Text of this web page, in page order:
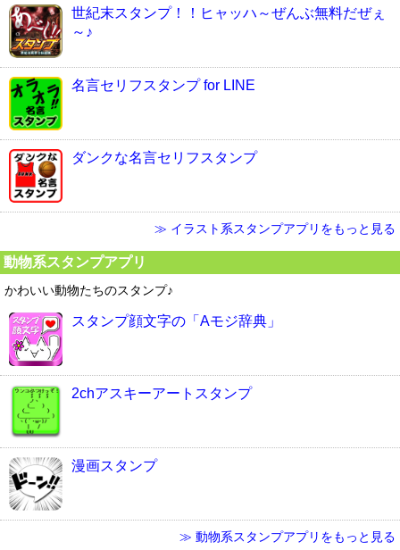
世紀末スタンプ！！ヒャッハ～ぜんぶ無料だぜぇ
～♪
名言セリフスタンプ for LINE
ダンクな名言セリフスタンプ
≫ イラスト系スタンプアプリをもっと見る
動物系スタンプアプリ
かわいい動物たちのスタンプ♪
スタンプ顔文字の「Aモジ辞典」
2chアスキーアートスタンプ
漫画スタンプ
≫ 動物系スタンプアプリをもっと見る